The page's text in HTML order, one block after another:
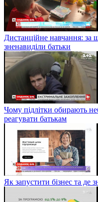
Дистанційне навчання:
зненавиділи батьки
Чому підлітки обирають
реагувати батькам
Як запустити бізнес та де